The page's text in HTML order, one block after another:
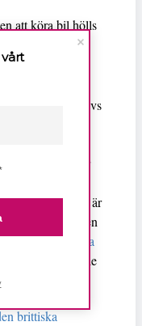
att köra bil hölls
som frigavs
Salman siktar
eventuellt
Trots att han är
journalisen
att antingen ha
antingen skulle
brittiska